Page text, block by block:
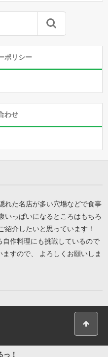
ポリシー
わせ
れた名店が多い穴場などで食事
いっぱいになるところはもちろ
紹介したいと思っています！
作料理にも挑戦しているので
すので、 よろしくお願いしま
！